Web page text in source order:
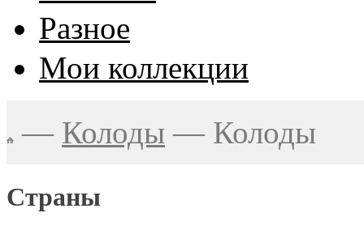
Разное
Мои коллекции
— Колоды — Колоды
Страны